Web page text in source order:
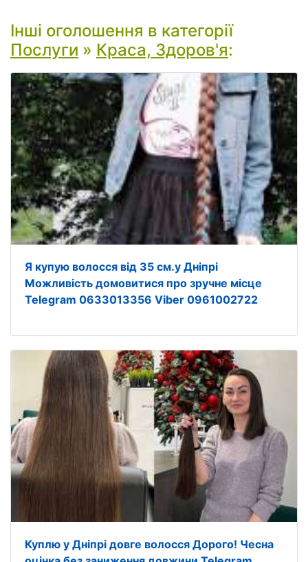
Інші оголошення в категорії
Послуги » Краса, Здоров'я:
Я купую волосся від 35 см.у Дніпрі
Можливість домовитися про зручне місце
Telegram 0633013356 Viber 0961002722
Куплю у Дніпрі довге волосся Дорого! Чесна